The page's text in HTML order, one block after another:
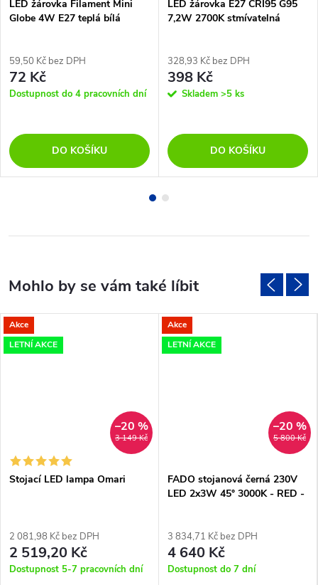
LED žárovka Filament Mini
Globe 4W E27 teplá bílá
59,50 Kč bez DPH
72 Kč
Dostupnost do 4 pracovních dní
DO KOŠÍKU
LED žárovka E27 CRI95 G95
7,2W 2700K stmívatelná
328,93 Kč bez DPH
398 Kč
Skladem >5 ks
DO KOŠÍKU
Akce
LETNÍ AKCE
3 149 Kč
–20 %
Stojací LED lampa Omari
2 081,98 Kč bez DPH
2 519,20 Kč
Dostupnost 5-7 pracovních dní
Akce
LETNÍ AKCE
5 800 Kč
–20 %
FADO stojanová černá 230V
LED 2x3W 45° 3000K - RED -
3 834,71 Kč bez DPH
4 640 Kč
Dostupnost do 7 dní